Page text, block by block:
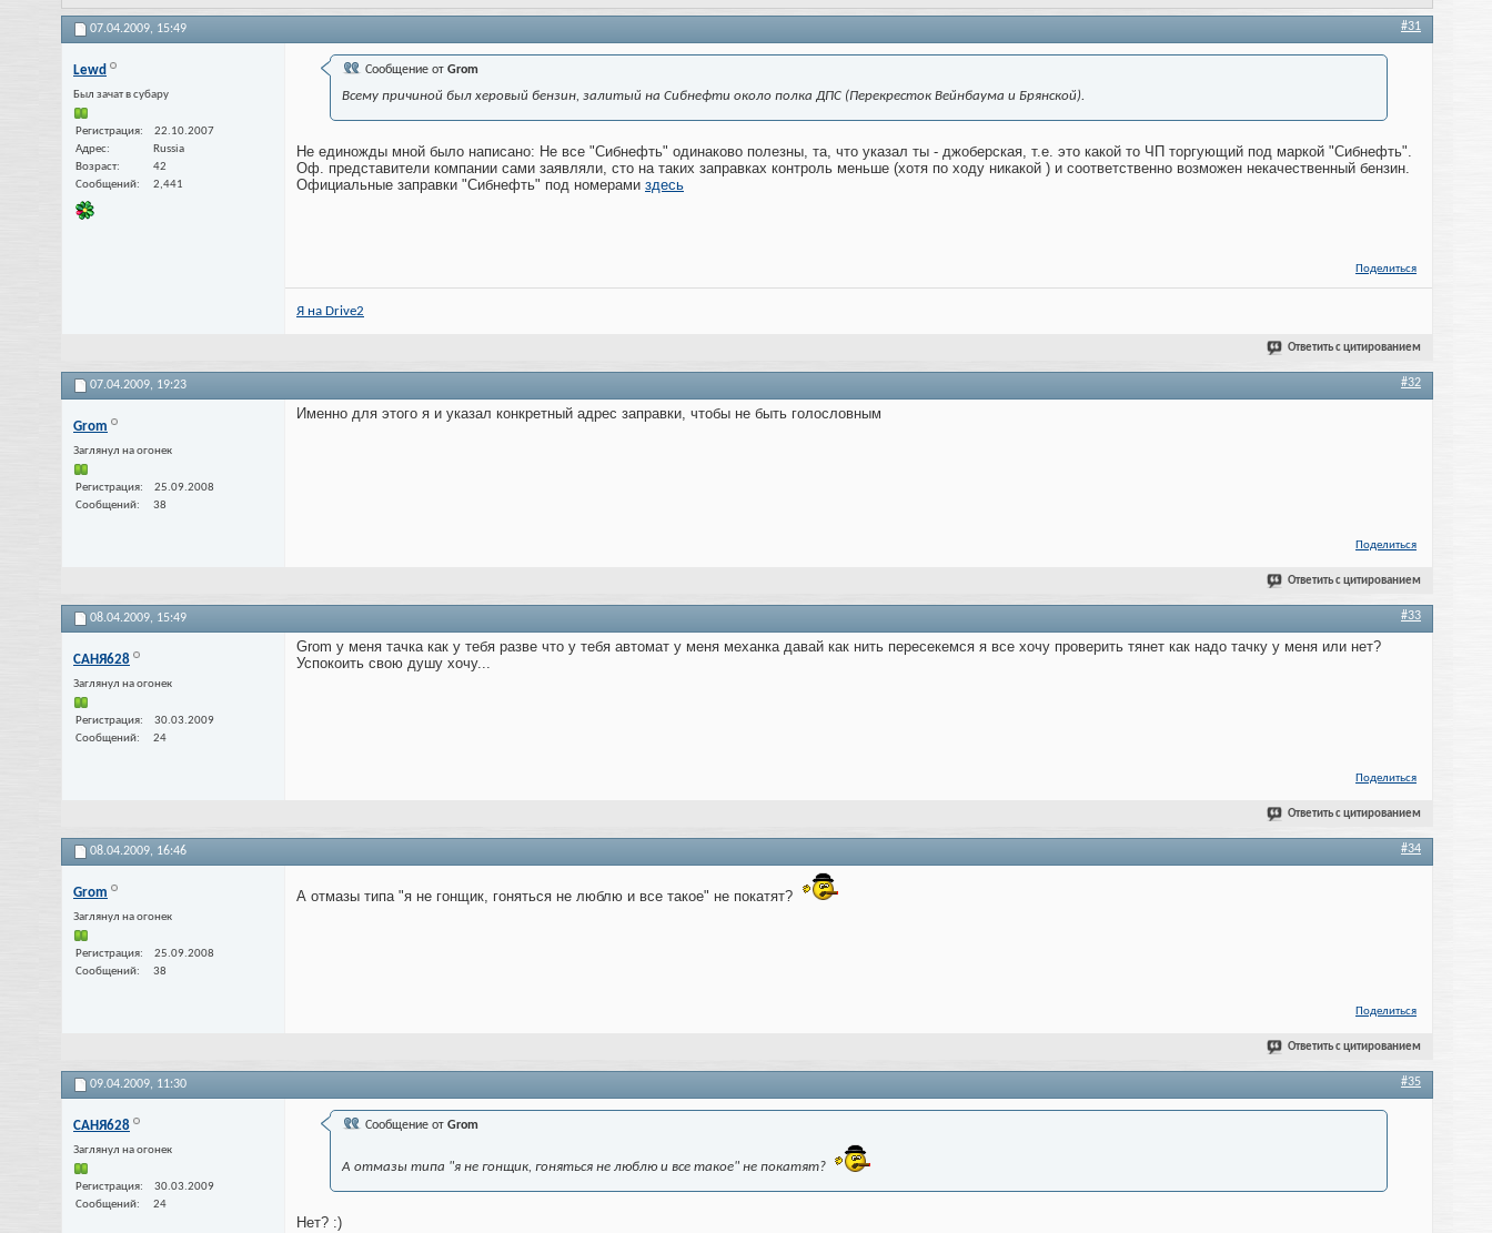
07.04.2009, 15:49 #31
Lewd
Был зачат в субару
Регистрация
22.10.2007
Адрес
Russia
Возраст
42
Сообщений
2,441
Сообщение от Grom
Всему причиной был херовый бензин, залитый на Сибнефти около полка ДПС (Перекресток Вейнбаума и Брянской).
Не единожды мной было написано: Не все "Сибнефть" одинаково полезны, та, что указал ты - джоберская, т.е. это какой то ЧП торгующий под маркой "Сибнефть".
Оф. представители компании сами заявляли, сто на таких заправках контроль меньше (хотя по ходу никакой ) и соответственно возможен некачественный бензин.
Официальные заправки "Сибнефть" под номерами здесь
Поделиться
Я на Drive2
Ответить с цитированием
07.04.2009, 19:23 #32
Grom
Заглянул на огонек
Регистрация
25.09.2008
Сообщений
38
Именно для этого я и указал конкретный адрес заправки, чтобы не быть голословным
Поделиться
Ответить с цитированием
08.04.2009, 15:49 #33
САНЯ628
Заглянул на огонек
Регистрация
30.03.2009
Сообщений
24
Grom у меня тачка как у тебя разве что у тебя автомат у меня механка давай как нить пересекемся я все хочу проверить тянет как надо тачку у меня или нет?
Успокоить свою душу хочу...
Поделиться
Ответить с цитированием
08.04.2009, 16:46 #34
Grom
Заглянул на огонек
Регистрация
25.09.2008
Сообщений
38
А отмазы типа "я не гонщик, гоняться не люблю и все такое" не покатят?
Поделиться
Ответить с цитированием
09.04.2009, 11:30 #35
САНЯ628
Заглянул на огонек
Регистрация
30.03.2009
Сообщений
24
Сообщение от Grom
А отмазы типа "я не гонщик, гоняться не люблю и все такое" не покатят?
Нет? :)